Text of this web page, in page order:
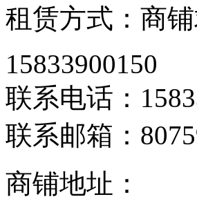
租赁方式：商
15833900150
联系电话：
联系邮箱：
商铺地址：